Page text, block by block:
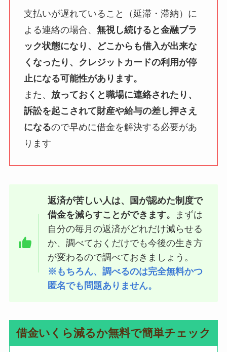
支払いが遅れていること（延滞・滞納）に
よる連絡の場合、 無視し続けると金融ブラ
ック状態になり、どこからも借入が出来な
くなったり、クレジットカードの利用が停
止になる可能性があります。
また、 放っておくと職場に連絡されたり、
訴訟を起こされて財産や給与の差し押さえ
になるので早めに借金を解決する必要があ
ります
返済が苦しい人は、国が認めた制度で
借金を減らすことができます。
まずは
自分の毎月の返済がどれだけ減らせる
か、調べておくだけでも今後の生き方
が変わるので調べておきましょう。
※もちろん、調べるのは完全無料かつ
匿名でも問題ありません。
借金いくら減るか無料で簡単チェック